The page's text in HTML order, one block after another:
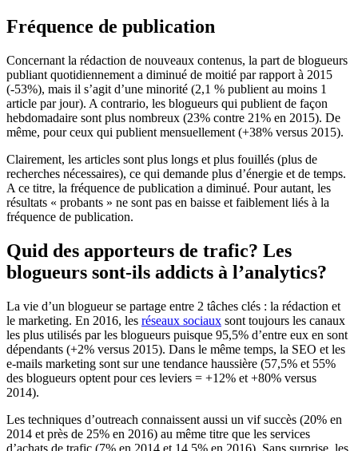
Fréquence de publication
Concernant la rédaction de nouveaux contenus, la part de blogueurs
publiant quotidiennement a diminué de moitié par rapport à 2015
(-53%), mais il s’agit d’une minorité (2,1 % publient au moins 1
article par jour). A contrario, les blogueurs qui publient de façon
hebdomadaire sont plus nombreux (23% contre 21% en 2015). De
même, pour ceux qui publient mensuellement (+38% versus 2015).
Clairement, les articles sont plus longs et plus fouillés (plus de
recherches nécessaires), ce qui demande plus d’énergie et de temps.
A ce titre, la fréquence de publication a diminué. Pour autant, les
résultats « probants » ne sont pas en baisse et faiblement liés à la
fréquence de publication.
Quid des apporteurs de trafic? Les
blogueurs sont-ils addicts à l’analytics?
La vie d’un blogueur se partage entre 2 tâches clés : la rédaction et
le marketing. En 2016, les réseaux sociaux sont toujours les canaux
les plus utilisés par les blogueurs puisque 95,5% d’entre eux en sont
dépendants (+2% versus 2015). Dans le même temps, la SEO et les
e-mails marketing sont sur une tendance haussière (57,5% et 55%
des blogueurs optent pour ces leviers = +12% et +80% versus
2014).
Les techniques d’outreach connaissent aussi un vif succès (20% en
2014 et près de 25% en 2016) au même titre que les services
d’achats de trafic (7% en 2014 et 14,5% en 2016). Sans surprise, les